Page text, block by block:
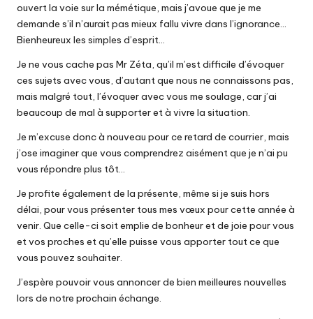
ouvert la voie sur la mémétique, mais j’avoue que je me
demande s’il n’aurait pas mieux fallu vivre dans l’ignorance…
Bienheureux les simples d’esprit…
Je ne vous cache pas Mr Zéta, qu’il m’est difficile d’évoquer
ces sujets avec vous, d’autant que nous ne connaissons pas,
mais malgré tout, l’évoquer avec vous me soulage, car j’ai
beaucoup de mal à supporter et à vivre la situation.
Je m’excuse donc à nouveau pour ce retard de courrier, mais
j’ose imaginer que vous comprendrez aisément que je n’ai pu
vous répondre plus tôt…
Je profite également de la présente, même si je suis hors
délai, pour vous présenter tous mes vœux pour cette année à
venir. Que celle-ci soit emplie de bonheur et de joie pour vous
et vos proches et qu’elle puisse vous apporter tout ce que
vous pouvez souhaiter.
J’espère pouvoir vous annoncer de bien meilleures nouvelles
lors de notre prochain échange.